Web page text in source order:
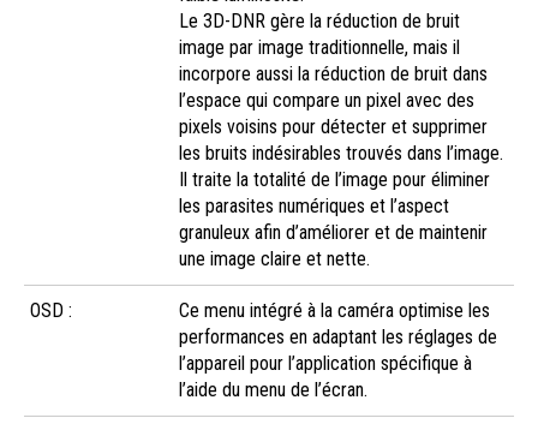
Le 3D-DNR gère la réduction de bruit
image par image traditionnelle, mais il
incorpore aussi la réduction de bruit dans
l’espace qui compare un pixel avec des
pixels voisins pour détecter et supprimer
les bruits indésirables trouvés dans l’image.
Il traite la totalité de l’image pour éliminer
les parasites numériques et l’aspect
granuleux afin d’améliorer et de maintenir
une image claire et nette.
OSD :
Ce menu intégré à la caméra optimise les
performances en adaptant les réglages de
l’appareil pour l’application spécifique à
l’aide du menu de l’écran.